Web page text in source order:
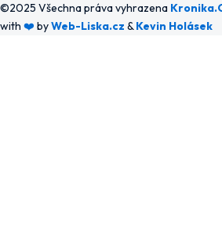
©2025 Všechna práva vyhrazena
with ❤️ byWeb-Liska.cz &Kevin Holásek